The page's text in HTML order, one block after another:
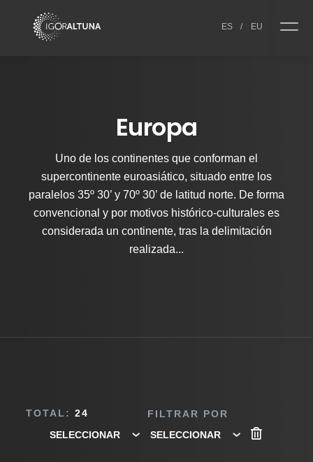
ES / EU
Europa
Uno de los continentes que conforman el
supercontinente euroasiático, situado entre los
paralelos 35º 30’ y 70º 30’ de latitud norte. De forma
convencional y por motivos histórico-culturales es
considerada un continente, tras la delimitación
realizada...
TOTAL: 24 FILTRAR POR